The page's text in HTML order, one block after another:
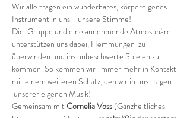
Wir alle tragen ein wunderbares, körpereigenes
Instrument in uns - unsere Stimme!
Die  Gruppe und eine annehmende Atmosphäre
unterstützen uns dabei, Hemmungen  zu
überwinden und ins unbeschwerte Spielen zu
kommen. So kommen wir  immer mehr in Kontakt
mit einem weiteren Schatz, den wir in uns tragen:
unserer eigenen Musik!
Gemeinsam mit Cornelia Voss (Ganzheitliches
Stimmcoaching) biete ich regelmäßig donnerstags